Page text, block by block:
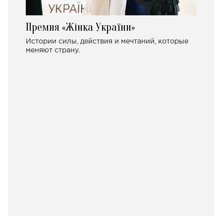
Премия «Жінка України»
Истории силы, действия и мечтаний, которые
меняют страну.